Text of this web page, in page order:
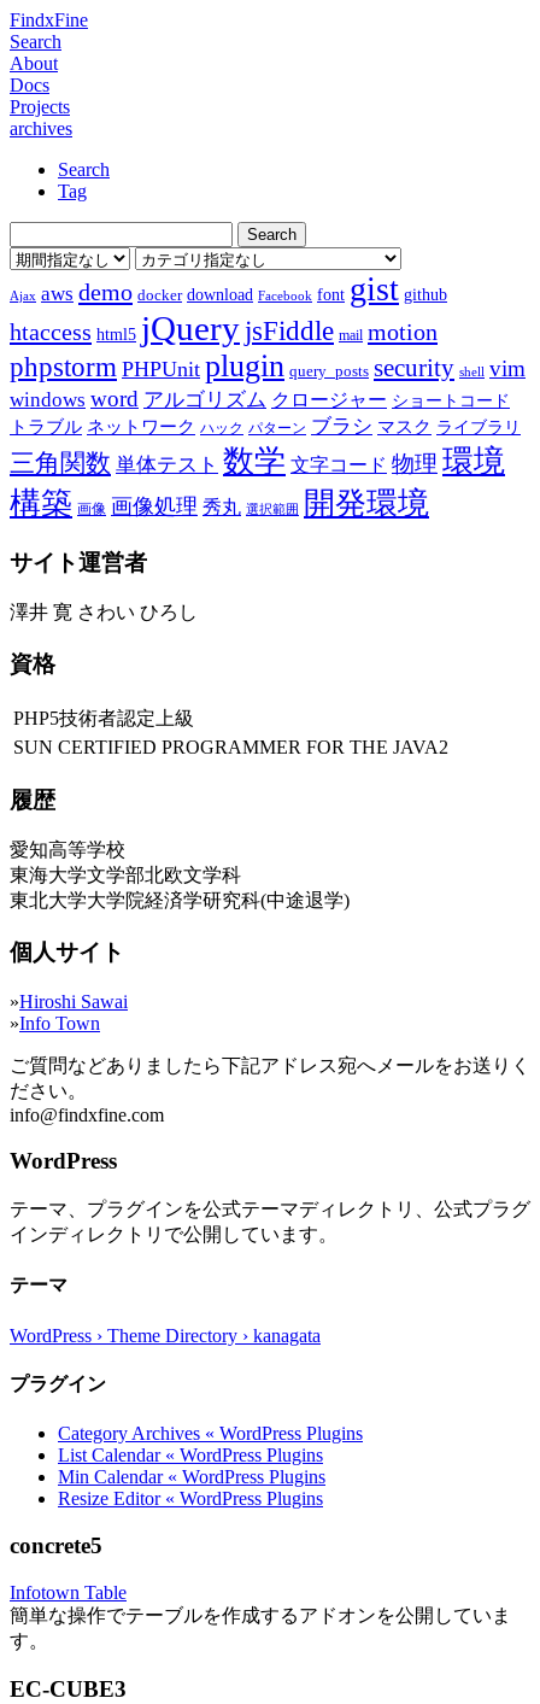
FindxFine
Search
About
Docs
Projects
archives
Search
Tag
Ajax aws demo docker download Facebook font gist github
htaccess html5 jQuery jsFiddle mail motion
phpstorm PHPUnit plugin query_posts security shell vim
windows word アルゴリズム クロージャー ショートコード
トラブル ネットワーク ハック パターン ブラシ マスク ライブラリ
三角関数 単体テスト 数学 文字コード 物理 環境
構築 画像 画像処理 秀丸 選択範囲 開発環境
サイト運営者
澤井 寛 さわい ひろし
資格
PHP5技術者認定上級
SUN CERTIFIED PROGRAMMER FOR THE JAVA2
履歴
愛知高等学校
東海大学文学部北欧文学科
東北大学大学院経済学研究科(中途退学)
個人サイト
»Hiroshi Sawai
»Info Town
ご質問などありましたら下記アドレス宛へメールをお送りく
ださい。
info@findxfine.com
WordPress
テーマ、プラグインを公式テーマディレクトリ、公式プラグ
インディレクトリで公開しています。
テーマ
WordPress › Theme Directory › kanagata
プラグイン
Category Archives « WordPress Plugins
List Calendar « WordPress Plugins
Min Calendar « WordPress Plugins
Resize Editor « WordPress Plugins
concrete5
Infotown Table
簡単な操作でテーブルを作成するアドオンを公開していま
す。
EC-CUBE3